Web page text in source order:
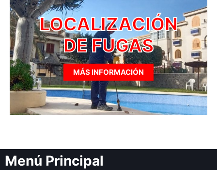
LOCALIZACIÓN
DE FUGAS
MÁS INFORMACIÓN
Menú Principal